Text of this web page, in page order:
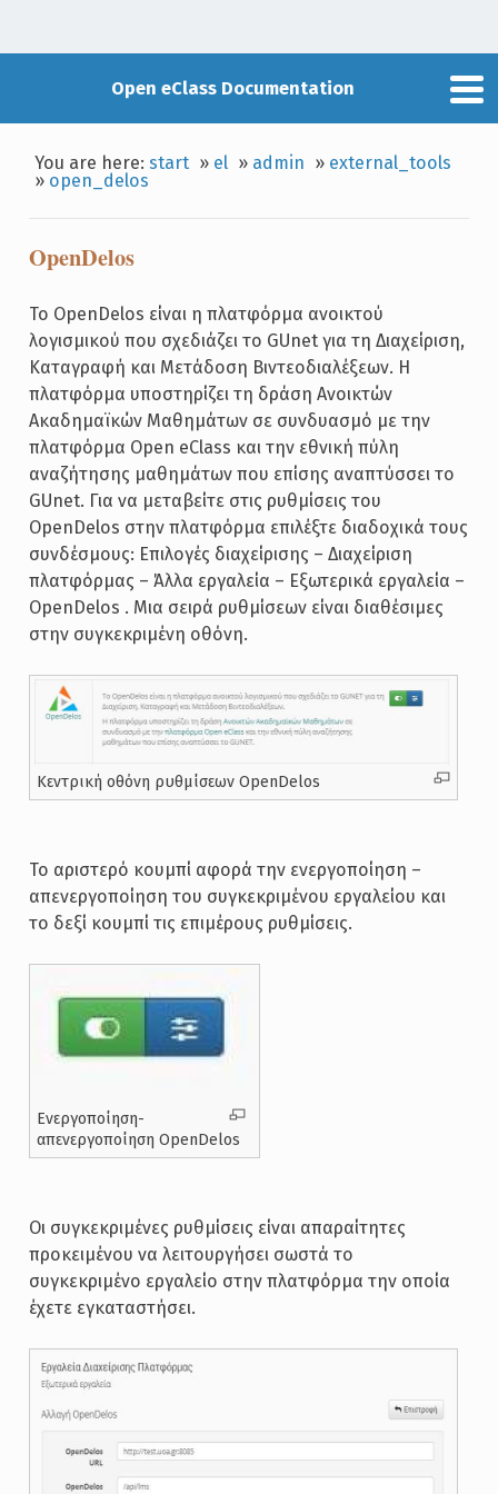
Open eClass Documentation
You are here:start » el » admin » external_tools
» open_delos
OpenDelos
Το OpenDelos είναι η πλατφόρμα ανοικτού
λογισμικού που σχεδιάζει το GUnet για τη Διαχείριση,
Καταγραφή και Μετάδοση Βιντεοδιαλέξεων. Η
πλατφόρμα υποστηρίζει τη δράση Ανοικτών
Ακαδημαϊκών Μαθημάτων σε συνδυασμό με την
πλατφόρμα Open eClass και την εθνική πύλη
αναζήτησης μαθημάτων που επίσης αναπτύσσει το
GUnet. Για να μεταβείτε στις ρυθμίσεις του
OpenDelos στην πλατφόρμα επιλέξτε διαδοχικά τους
συνδέσμους: Επιλογές διαχείρισης – Διαχείριση
πλατφόρμας – Άλλα εργαλεία – Εξωτερικά εργαλεία –
OpenDelos . Μια σειρά ρυθμίσεων είναι διαθέσιμες
στην συγκεκριμένη οθόνη.
Κεντρική οθόνη ρυθμίσεων OpenDelos
Το αριστερό κουμπί αφορά την ενεργοποίηση –
απενεργοποίηση του συγκεκριμένου εργαλείου και
το δεξί κουμπί τις επιμέρους ρυθμίσεις.
Ενεργοποίηση-
απενεργοποίηση OpenDelos
Οι συγκεκριμένες ρυθμίσεις είναι απαραίτητες
προκειμένου να λειτουργήσει σωστά το
συγκεκριμένο εργαλείο στην πλατφόρμα την οποία
έχετε εγκαταστήσει.